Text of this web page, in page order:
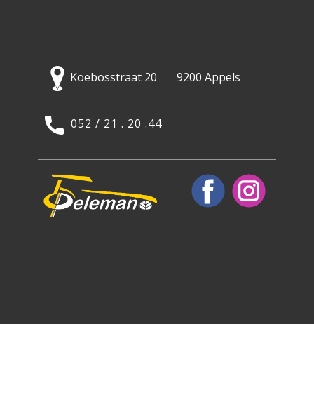
Koebosstraat 20 9200 Appels
052 / 21 . 20 .44